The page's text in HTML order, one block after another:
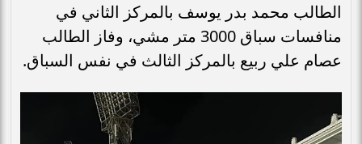
الطالب محمد بدر يوسف بالمركز الثاني في
منافسات سباق 3000 متر مشي، وفاز الطالب
عصام علي ربيع بالمركز الثالث في نفس السباق.